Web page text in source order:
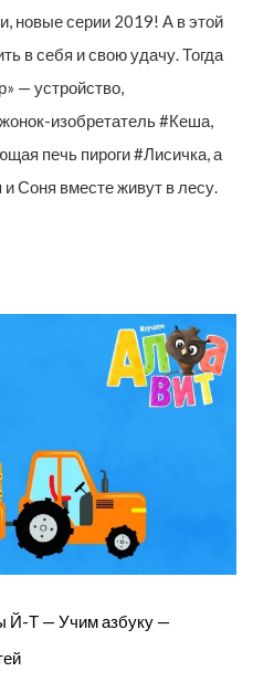
серии 2019! А в этой
в себя и свою удачу. Тогда
— устройство,
изобретатель #Кеша,
печь пироги #Лисичка, а
Соня вместе живут в лесу.
Т — Учим азбуку —